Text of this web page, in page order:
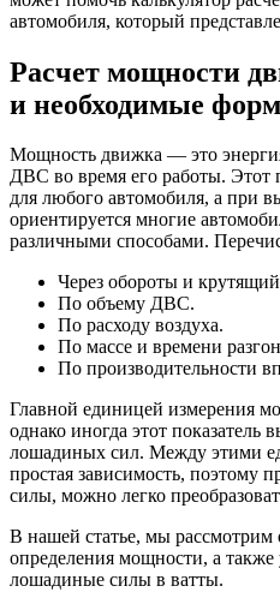
автомобиля, который
Расчет мощности
и необходимые
Мощность движка — это
ДВС во время его работы. Этот
для любого автомобиля, а при
ориентируется многие
различными способами.
Через обороты и
По объему ДВС.
По расходу воздуха.
По массе и времени
По производительности
Главной единицей измерения
однако иногда этот
лошадиных сил. Между этими
простая зависимость, поэтому
силы, можно легко
В нашей статье, мы
определения мощности, а также
лошадиные силы в ватты.